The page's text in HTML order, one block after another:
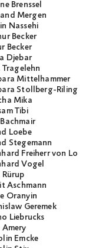
Brenssel
Mergen
Nassehi
Becker
Becker
Djebar
Tragelehn
Mittelhammer
Stollberg-Rilinger
Mika
Tibi
Loebe
Stegemann
Freiherr von
Vogel
Rürup
Aschmann
Oranyin
Geremek
Liebrucks
Amery
Emcke